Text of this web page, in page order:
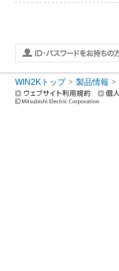
WIN2Kトップ 製品情報